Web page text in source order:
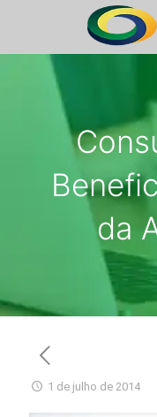
da
1 de julho de 2014